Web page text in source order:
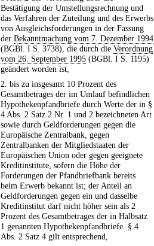
Bestätigung der Umstellungsrechnung und
das Verfahren der Zuteilung und des Erwerbs
von Ausgleichsforderungen in der Fassung
der Bekanntmachung vom 7. Dezember 1994
(BGBl. I S. 3738), die durch die Verordnung
vom 26. September 1995 (BGBl. I S. 1195)
geändert worden ist,
2. bis zu insgesamt 10 Prozent des
Gesamtbetrages der im Umlauf befindlichen
Hypothekenpfandbriefe durch Werte der in §
4 Abs. 2 Satz 2 Nr. 1 und 2 bezeichneten Art
sowie durch Geldforderungen gegen die
Europäische Zentralbank, gegen
Zentralbanken der Mitgliedstaaten der
Europäischen Union oder gegen geeignete
Kreditinstitute, sofern die Höhe der
Forderungen der Pfandbriefbank bereits
beim Erwerb bekannt ist; der Anteil an
Geldforderungen gegen ein und dasselbe
Kreditinstitut darf nicht höher sein als 2
Prozent des Gesamtbetrages der in Halbsatz
1 genannten Hypothekenpfandbriefe. § 4
Abs. 2 Satz 4 gilt entsprechend,